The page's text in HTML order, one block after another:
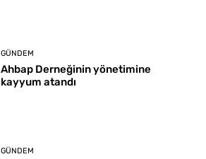
GÜNDEM
Ahbap Derneğinin yönetimine
kayyum atandı
GÜNDEM